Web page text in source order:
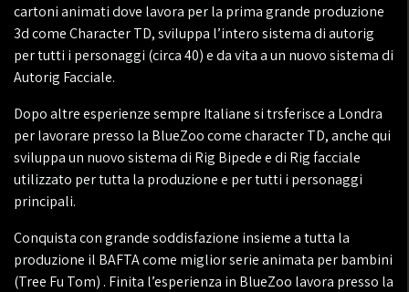
cartoni animati dove lavora per la prima grande produzione
3d come Character TD, sviluppa l’intero sistema di autorig
per tutti i personaggi (circa 40) e da vita a un nuovo sistema di
Autorig Facciale.
Dopo altre esperienze sempre Italiane si trsferisce a Londra
per lavorare presso la BlueZoo come character TD, anche qui
sviluppa un nuovo sistema di Rig Bipede e di Rig facciale
utilizzato per tutta la produzione e per tutti i personaggi
principali.
Conquista con grande soddisfazione insieme a tutta la
produzione il BAFTA come miglior serie animata per bambini
(Tree Fu Tom) . Finita l’esperienza in BlueZoo lavora presso la